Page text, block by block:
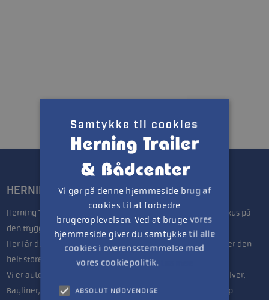
HERNING TRAILER- & BÅDCENTER
Herning Trailer & Bådcenter drives af Lars & Anette, med fokus på
den trygge handel.
Her får du seriøs vejledning uanset om du søger en jolle eller den
helt store båd til fritidsfiskeren.
Vi er autoriseret forhandler af Mercury bådmotorer, Quicksilver,
Bayliner, Highfield og Linder både samt Variant & Brenderup
Samtykke til cookies
Vi gør på denne hjemmeside brug af
cookies til at forbedre
brugeroplevelsen. Ved at bruge vores
hjemmeside giver du samtykke til alle
cookies i overensstemmelse med
vores cookiepolitik.
ABSOLUT NØDVENDIGE